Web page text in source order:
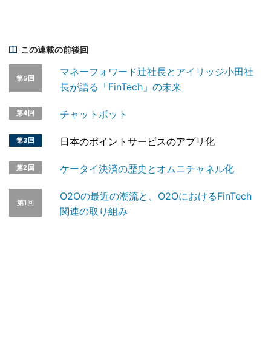
この連載の前後回
第5回
マネーフォワード辻社長とアイリッジ小田社
長が語る「FinTech」の未来
第4回 チャットボット
第3回 日本のポイントサービスのアプリ化
第2回 ケータイ決済の歴史とオムニチャネル化
第1回
O2Oの最近の潮流と、O2OにおけるFinTech
関連の取り組み